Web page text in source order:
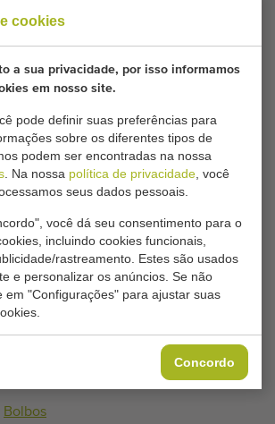
cookies
a sua privacidade, por isso informamos
em nosso site.
pode definir suas preferências para
sobre os diferentes tipos de
podem ser encontradas na nossa
. Na nossa política de privacidade , você
seus dados pessoais.
você dá seu consentimento para o
incluindo cookies funcionais,
rastreamento. Estes são usados
e personalizar os anúncios. Se não
em "Configurações" para ajustar suas
Concordo
quando um Transportadores
atuais de cookies bloqueiam
Ajuste as suas configurações de
para acessar este conteúdo.
Bolbos